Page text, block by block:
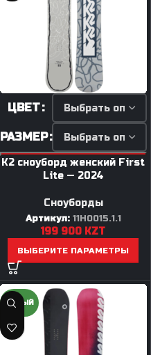
ЦВЕТ
РАЗМЕР
K2 сноуборд женский First
Lite — 2024
Сноуборды
Артикул: 11H0015.1.1
199 900 KZT
ВЫБЕРИТЕ ПАРАМЕТРЫ
НОВЫЙ